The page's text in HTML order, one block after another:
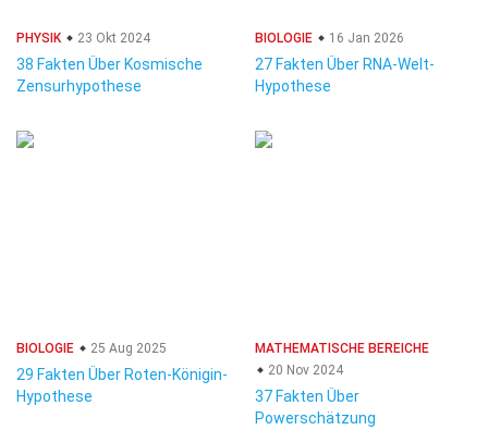
PHYSIK 23 Okt 2024
38 Fakten Über Kosmische
Zensurhypothese
BIOLOGIE 16 Jan 2026
27 Fakten Über RNA-Welt-
Hypothese
BIOLOGIE 25 Aug 2025
29 Fakten Über Roten-Königin-
Hypothese
MATHEMATISCHE BEREICHE
20 Nov 2024
37 Fakten Über
Powerschätzung